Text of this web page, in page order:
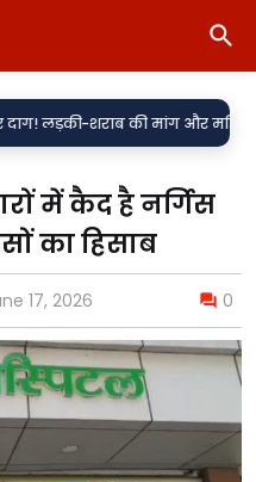
मांग और महिला से बदसलूकी के
में कैद है नर्गिस
का हिसाब
17, 2026 0